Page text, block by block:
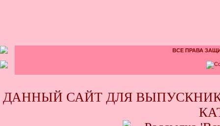
ВСЕ ПРАВА
ДАННЫЙ САЙТ ДЛЯ